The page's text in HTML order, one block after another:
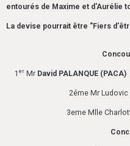
entourés de Maxime et d'Aurélie
La devise pourrait être "Fiers
1 er Mr David PALANQUE (PACA)
2éme Mr Ludovic
3eme Mlle